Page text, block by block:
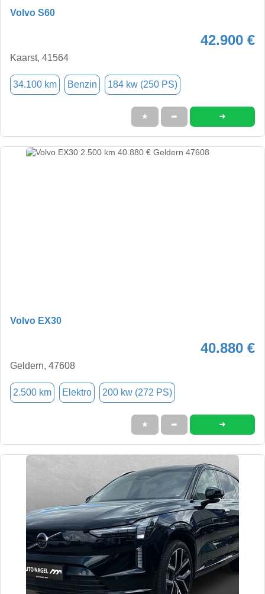
Volvo S60
42.900 €
Kaarst, 41564
34.100 km Benzin 184 kw (250 PS)
★ ➦ ➜
Volvo EX30
40.880 €
Geldern, 47608
2.500 km Elektro 200 kw (272 PS)
★ ➦ ➜